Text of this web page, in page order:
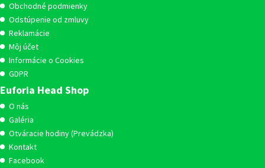
Obchodné podmienky
Odstúpenie od zmluvy
Reklamácie
Môj účet
Informácie o Cookies
GDPR
Euforia Head Shop
O nás
Galéria
Otváracie hodiny (Prevádzka)
Kontakt
Facebook